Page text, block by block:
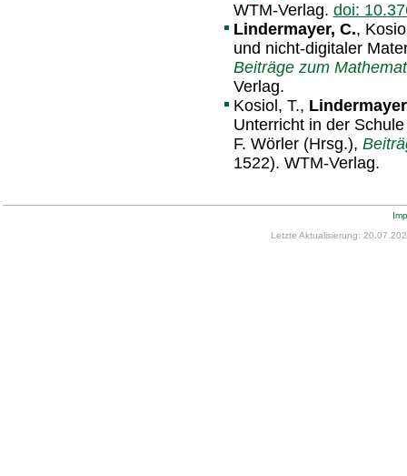
WTM-Verlag. doi:
Lindermayer, C.,
und nicht-digitaler
Beiträge zum
Verlag.
Kosiol, T.,
Unterricht in der
F. Wörler (Hrsg.),
1522). WTM-Verlag.
Letzte Aktualisierung: